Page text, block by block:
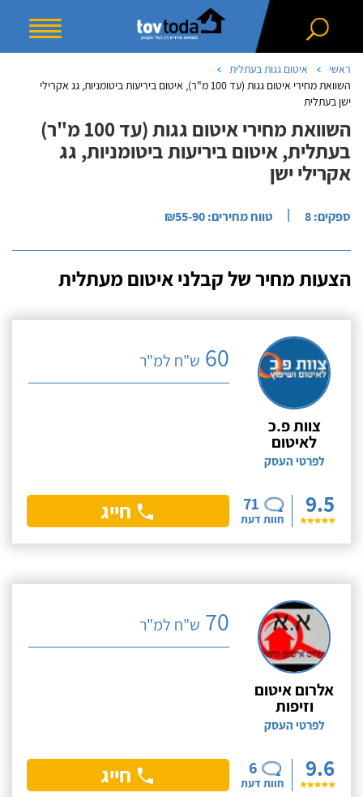
ראשי
איטום גגות בעתלית
השוואת מחירי איטום גגות (עד 100 מ"ר), איטום ביריעות ביטומניות, גג אקרילי
ישן בעתלית
השוואת מחירי איטום גגות (עד 100 מ"ר)
בעתלית, איטום ביריעות ביטומניות, גג
אקרילי ישן
ספקים: 8 | טווח מחירים: ₪55-90
הצעות מחיר של קבלני איטום מעתלית
צוות פ.כ
לאיטום
לפרטי העסק
9.5
71
חוות דעת
60 ש"ח למ"ר
חייג
אלרום איטום
וזיפות
לפרטי העסק
9.6
6
חוות דעת
70 ש"ח למ"ר
חייג